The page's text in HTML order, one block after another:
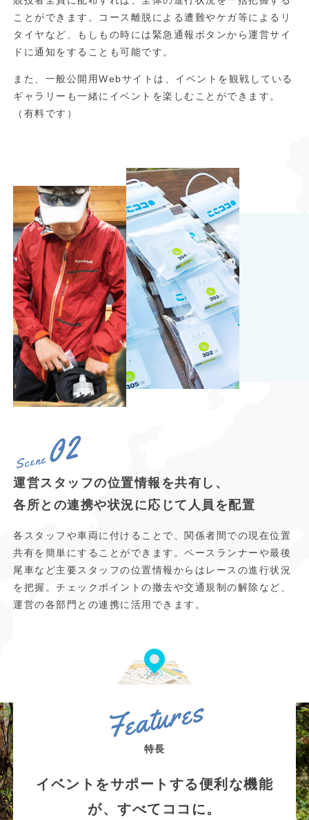
ことができます。コース離脱による遭難やケガ等によるリ
タイヤなど、もしもの時には緊急通報ボタンから運営サイ
ドに通知をすることも可能です。
また、一般公開用Webサイトは、イベントを観戦している
ギャラリーも一緒にイベントを楽しむことができます。
（有料です）
Scene02
運営スタッフの位置情報を共有し、
各所との連携や状況に応じて人員を配置
各スタッフや車両に付けることで、関係者間での現在位置
共有を簡単にすることができます。ペースランナーや最後
尾車など主要スタッフの位置情報からはレースの進行状況
を把握。チェックポイントの撤去や交通規制の解除など、
運営の各部門との連携に活用できます。
し、迅速に対応することが可能です。
Features
特長
イベントをサポートする便利な機能
が、すべてココに。